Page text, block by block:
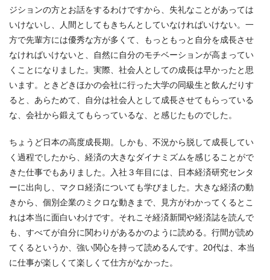
ジションの方とお話をするわけですから、失礼なことがあっては
いけないし、人間としてもきちんとしていなければいけない。一
方で先輩方には優秀な方が多くて、もっともっと自分を成長させ
なければいけないと、自然に自分のモチベーションが高まってい
くことになりました。実際、社会人としての成長は早かったと思
います。ときどきほかの会社に行った大学の同級生と飲んだりす
ると、あらためて、自分は社会人として成長させてもらっている
な、会社から鍛えてもらっているな、と感じたものでした。
ちょうど日本の高度成長期。しかも、不況から脱して成長してい
く過程でしたから、経済の大きなダイナミズムを感じることがで
きた仕事でもありました。入社３年目には、日本経済研究センタ
ーに出向し、マクロ経済についても学びました。大きな経済の動
きから、個別企業のミクロな動きまで、見方がわかってくるとこ
れは本当に面白いわけです。それこそ経済新聞や経済誌を読んで
も、すべてが自分に関わりがあるかのように読める。行間が読め
てくるというか、強い関心を持って読めるんです。20代は、本当
に仕事が楽しくて楽しくて仕方がなかった。